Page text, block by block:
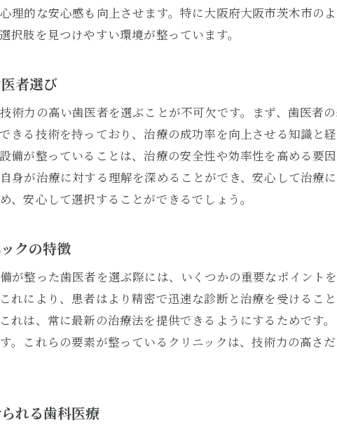
信頼できる歯科医院を選ぶ上での注意点
大阪市茨木市で安心して通える歯医者探し
茨木市で注目すべき歯医者の選び方
両立する技術とサービスのチェックポイント
患者にとって理想的なクリニックの条件
技術力が高い歯医者が提供する優れたサービス
大阪市茨木市で歯医者選びに失敗しないために
茨木市で安心できる最新技術を持つクリニック
治療技術の進化が患者の安心につながる理由
大阪市茨木市で技術力を重視した歯医者を発見
地域密着型歯医者大阪市茨木市で信頼関係を築く方法
理的な安心感も向上させます。特に大阪府大阪市茨木市の
択肢を見つけやすい環境が整っています。
者選び
術力の高い歯医者を選ぶことが不可欠です。まず、歯医者
きる技術を持っており、治療の成功率を向上させる知識と
備が整っていることは、治療の安全性や効率性を高める要
身が治療に対する理解を深めることができ、安心して治療
、安心して選択することができるでしょう。
クの特徴
が整った歯医者を選ぶ際には、いくつかの重要なポイント
れにより、患者はより精密で迅速な診断と治療を受けるこ
れは、常に最新の治療法を提供できるようにするためです
。これらの要素が整っているクリニックは、技術力の高さ
れる歯科医療